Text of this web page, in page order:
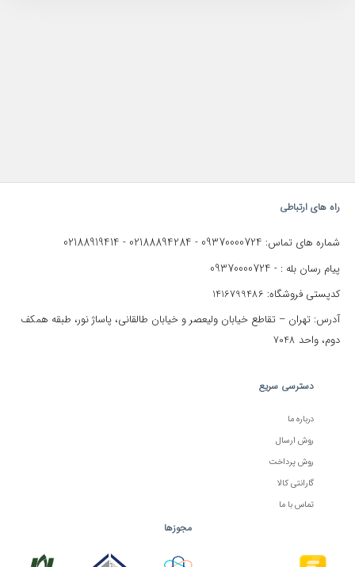
راه های ارتباطی
شماره های تماس: 09370000724
-
02188894284
-
02188919414
پیام رسان بله : - 09370000724
کدپستی فروشگاه: 1416799486
آدرس: تهران – تقاطع خیابان ولیعصر و خیابان طالقانی، پاساژ نور، طبقه همکف
دوم، واحد 7048
دسترسی سریع
درباره ما
روش ارسال
روش پرداخت
گارانتی کالا
تماس با ما
مجوزها